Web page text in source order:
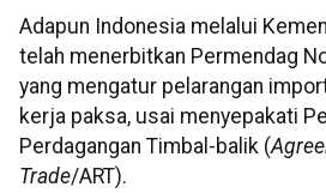
Adapun Indonesia melalui
telah menerbitkan Permendag
yang mengatur pelarangan
kerja paksa, usai menyepakati
Perdagangan Timbal-balik (
Trade/ART).